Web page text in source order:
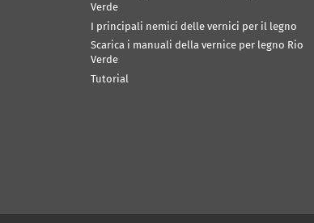
Verde
I principali nemici delle vernici per il legno
Scarica i manuali della vernice per legno Rio
Verde
Tutorial